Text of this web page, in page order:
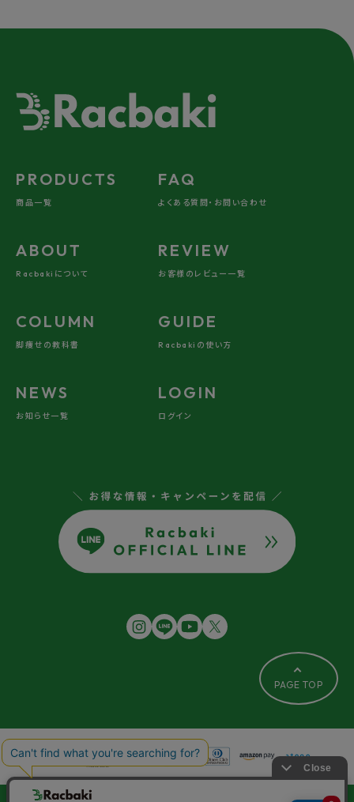
PRODUCTS
商品一覧
FAQ
よくある質問・お問い合わせ
ABOUT
Racbakiについて
REVIEW
お客様のレビュー一覧
COLUMN
脚痩せの教科書
GUIDE
Racbakiの使い方
NEWS
お知らせ一覧
LOGIN
ログイン
PAGE TOP